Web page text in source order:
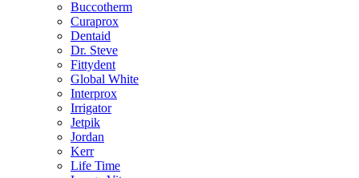
Buccotherm
Curaprox
Dentaid
Dr. Steve
Fittydent
Global White
Interprox
Irrigator
Jetpik
Jordan
Kerr
Life Time